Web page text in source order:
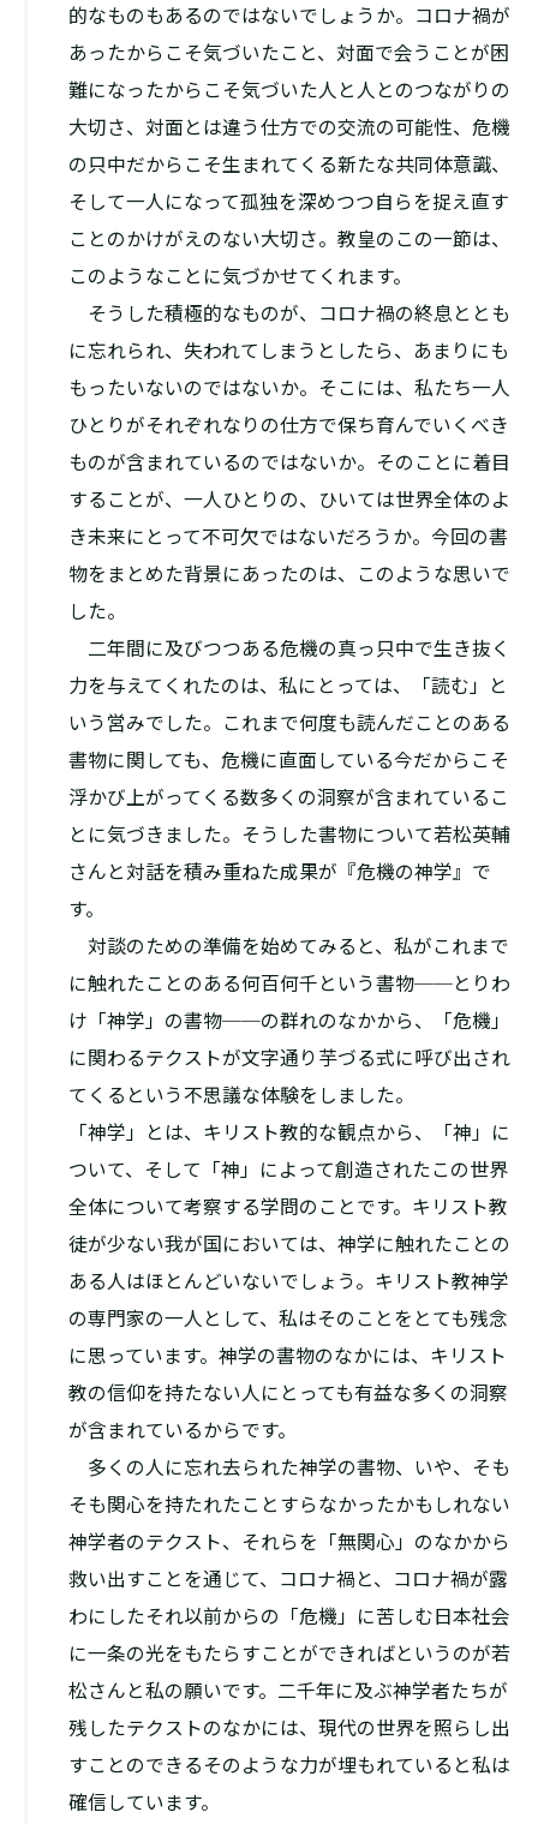
的なものもあるのではないでしょうか。コロナ禍が
あったからこそ気づいたこと、対面で会うことが困
難になったからこそ気づいた人と人とのつながりの
大切さ、対面とは違う仕方での交流の可能性、危機
の只中だからこそ生まれてくる新たな共同体意識、
そして一人になって孤独を深めつつ自らを捉え直す
ことのかけがえのない大切さ。教皇のこの一節は、
このようなことに気づかせてくれます。
そうした積極的なものが、コロナ禍の終息ととも
に忘れられ、失われてしまうとしたら、あまりにも
もったいないのではないか。そこには、私たち一人
ひとりがそれぞれなりの仕方で保ち育んでいくべき
ものが含まれているのではないか。そのことに着目
することが、一人ひとりの、ひいては世界全体のよ
き未来にとって不可欠ではないだろうか。今回の書
物をまとめた背景にあったのは、このような思いで
した。
二年間に及びつつある危機の真っ只中で生き抜く
力を与えてくれたのは、私にとっては、「読む」と
いう営みでした。これまで何度も読んだことのある
書物に関しても、危機に直面している今だからこそ
浮かび上がってくる数多くの洞察が含まれているこ
とに気づきました。そうした書物について若松英輔
さんと対話を積み重ねた成果が『危機の神学』で
す。
対談のための準備を始めてみると、私がこれまで
に触れたことのある何百何千という書物──とりわ
け「神学」の書物──の群れのなかから、「危機」
に関わるテクストが文字通り芋づる式に呼び出され
てくるという不思議な体験をしました。
「神学」とは、キリスト教的な観点から、「神」に
ついて、そして「神」によって創造されたこの世界
全体について考察する学問のことです。キリスト教
徒が少ない我が国においては、神学に触れたことの
ある人はほとんどいないでしょう。キリスト教神学
の専門家の一人として、私はそのことをとても残念
に思っています。神学の書物のなかには、キリスト
教の信仰を持たない人にとっても有益な多くの洞察
が含まれているからです。
多くの人に忘れ去られた神学の書物、いや、そも
そも関心を持たれたことすらなかったかもしれない
神学者のテクスト、それらを「無関心」のなかから
救い出すことを通じて、コロナ禍と、コロナ禍が露
わにしたそれ以前からの「危機」に苦しむ日本社会
に一条の光をもたらすことができればというのが若
松さんと私の願いです。二千年に及ぶ神学者たちが
残したテクストのなかには、現代の世界を照らし出
すことのできるそのような力が埋もれていると私は
確信しています。